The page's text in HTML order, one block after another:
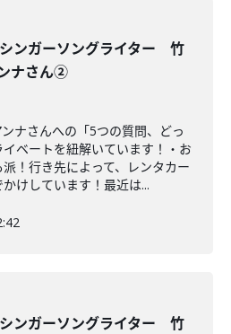
ンガーソングライター 竹
ナさん②
ナさんへの「5つの質問、どっ
ベートを紐解いています！・お
！行き先によって、レンタカー
けしています！最近は...
ンガーソングライター 竹